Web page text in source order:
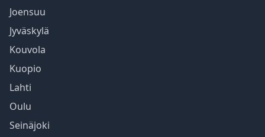
Joensuu
Jyväskylä
Kouvola
Kuopio
Lahti
Oulu
Seinäjoki